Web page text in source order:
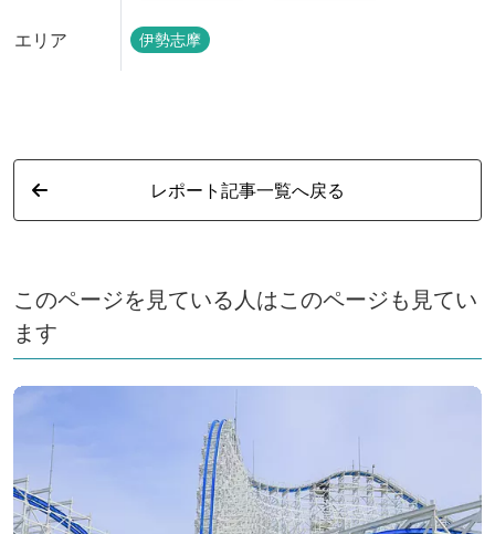
エリア 伊勢志摩
レポート記事一覧へ戻る
このページを見ている人はこのページも見てい
ます